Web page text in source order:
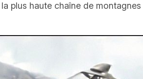
plus haute chaîne de